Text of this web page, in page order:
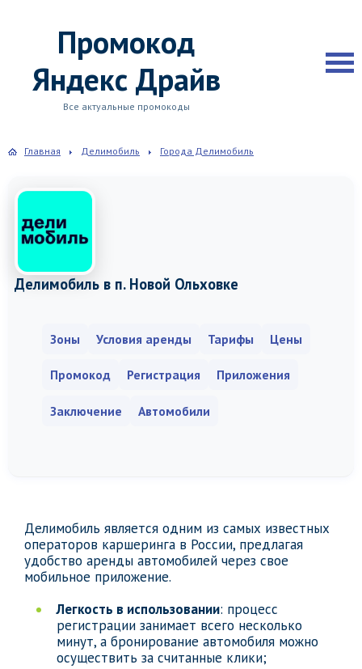
Промокод
Яндекс Драйв
Все актуальные промокоды
Главная Делимобиль Города Делимобиль
Делимобиль в п. Новой Ольховке
Зоны Условия аренды Тарифы Цены
Промокод Регистрация Приложения
Заключение Автомобили
Делимобиль является одним из самых известных
операторов каршеринга в России, предлагая
удобство аренды автомобилей через свое
мобильное приложение.
Легкость в использовании: процесс
регистрации занимает всего несколько
минут, а бронирование автомобиля можно
осуществить за считанные клики;